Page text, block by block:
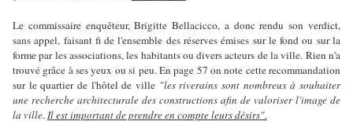
Le commissaire enquêteur, Brigitte Bellacicco, a donc rendu son verdict,
sans appel, faisant fi de l'ensemble des réserves émises sur le fond ou sur la
forme par les associations, les habitants ou divers acteurs de la ville. Rien n'a
trouvé grâce à ses yeux ou si peu. En page 57 on note cette recommandation
sur le quartier de l'hôtel de ville "les riverains sont nombreux à souhaiter
une recherche architecturale des constructions afin de valoriser l'image de
la ville. Il est important de prendre en compte leurs désirs".